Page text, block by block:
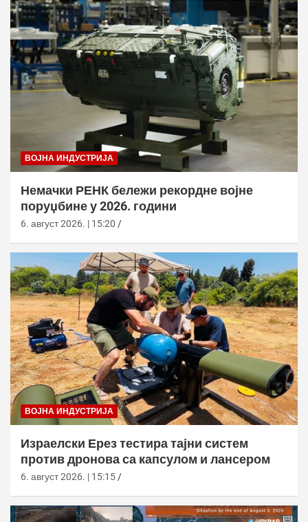
ВОЈНА ИНДУСТРИЈА
Немачки РЕНК бележи рекордне војне
поруџбине у 2026. години
6. август 2026. | 15:20
ВОЈНА ИНДУСТРИЈА
Израелски Ерез тестира тајни систем
против дронова са капсулом и лансером
6. август 2026. | 15:15